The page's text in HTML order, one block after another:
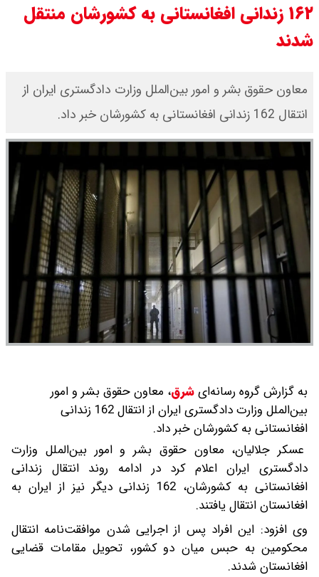
۱۶۲ زندانی افغانستانی به کشورشان منتقل
شدند
معاون حقوق بشر و امور بین‌الملل وزارت دادگستری ایران از
انتقال 162 زندانی افغانستانی به کشورشان خبر داد.
به گزارش گروه رسانه‌ایشرق، معاون حقوق بشر و امور
بین‌الملل وزارت دادگستری ایران از انتقال 162 زندانی
افغانستانی به کشورشان خبر داد.
عسکر جلالیان، معاون حقوق بشر و امور بین‌الملل وزارت
دادگستری ایران اعلام کرد در ادامه روند انتقال زندانی
افغانستانی به کشورشان، 162 زندانی دیگر نیز از ایران به
افغانستان انتقال یافتند.
وی افزود: این افراد پس از اجرایی شدن موافقت‌نامه انتقال
محکومین به حبس میان دو کشور، تحویل مقامات قضایی
افغانستان شدند.